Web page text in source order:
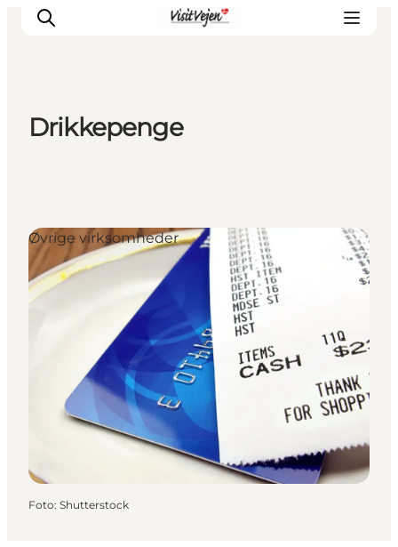
Se og oplev
Byer
Events
Udforsk
Drikkepenge
Øvrige virksomheder
Foto: Shutterstock